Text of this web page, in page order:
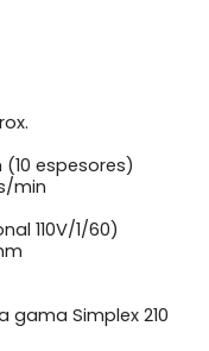
espesores)
min
110V/1/60)
Simplex 210